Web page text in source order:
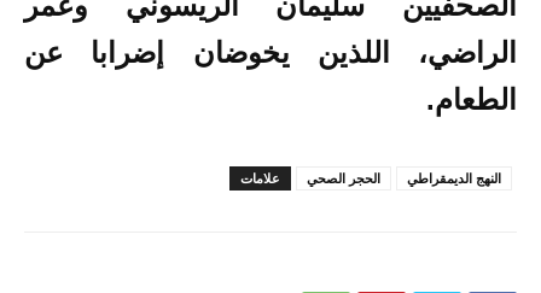
الراضي، اللذين يخوضان إضرابا عن
الطعام.
علامات الحجر الصحي النهج الديمقراطي